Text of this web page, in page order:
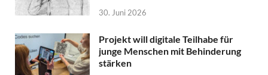
30. Juni 2026
Projekt will digitale Teilhabe für
junge Menschen mit Behinderung
stärken